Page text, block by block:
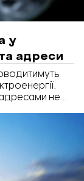
у
адреси
не